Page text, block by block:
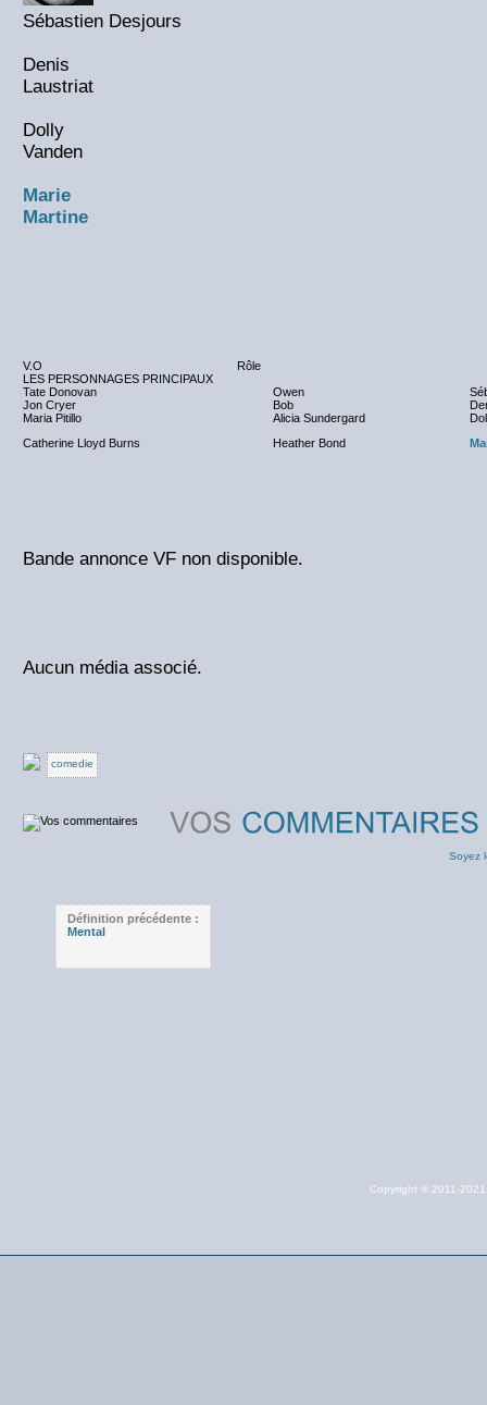
Sébastien Desjours
Denis
Laustriat
Dolly
Vanden
Marie
Martine
V.O
Rôle
LES PERSONNAGES PRINCIPAUX
Tate Donovan
Owen
Jon Cryer
Bob
Maria Pitillo
Alicia Sundergard
Catherine Lloyd Burns
Heather Bond
Bande annonce VF non disponible.
Aucun média associé.
comedie
Soyez
Définition précédente :
Mental
Copyright © 2011-